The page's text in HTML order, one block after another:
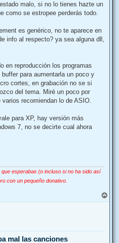
malo, si no lo tienes hazte un
como se estropee perderás todo.
es genérico, no te aparece en
info al respecto? ya sea alguna dll,
en reproducción los programas
para aumentarla un poco y
cortes, en grabación no se si
del tema. Miré un poco por
recomiendan lo de ASIO.
para XP, hay versión más
7, no se decirte cual ahora
esperabas (o incluso si no ha sido así
con un pequeño donativo.
r
mal las canciones